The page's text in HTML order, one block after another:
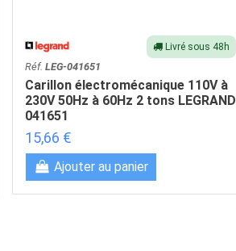
Livré sous 48h
Réf. LEG-041651
Carillon électromécanique 110V à
230V 50Hz à 60Hz 2 tons LEGRAND
041651
15,66 €
Ajouter au panier